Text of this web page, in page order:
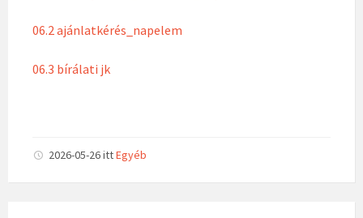
06.2 ajánlatkérés_napelem
06.3 bírálati jk
2026-05-26ittEgyéb